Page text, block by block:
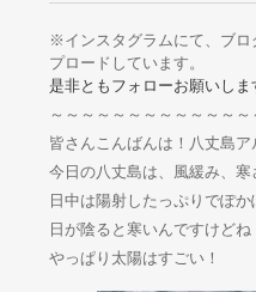
※インスタグラムにて、ブロ
プロードしています。
是非ともフォローお願いしま
～～～～～～～～～～～～
皆さんこんばんは！八丈島ア
今日の八丈島は、風緩み、寒
日中は陽射したっぷりでぽ
日が陰ると寒いんですけどね
やっぱり太陽はすごい！